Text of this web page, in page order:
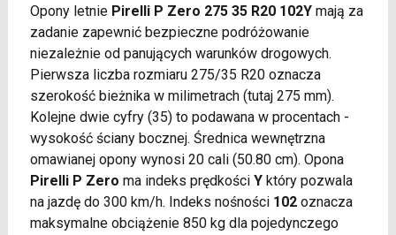
Opony letnie Pirelli P Zero 275 35 R20 102Ymają za
zadanie zapewnić bezpieczne podróżowanie
niezależnie od panujących warunków drogowych.
Pierwsza liczba rozmiaru 275/35 R20 oznacza
szerokość bieżnika w milimetrach (tutaj 275 mm).
Kolejne dwie cyfry (35) to podawana w procentach -
wysokość ściany bocznej. Średnica wewnętrzna
omawianej opony wynosi 20 cali (50.80 cm). Opona
Pirelli P Zero ma indeks prędkości Yktóry pozwala
na jazdę do 300 km/h. Indeks nośności 102oznacza
maksymalne obciążenie 850 kg dla pojedynczego